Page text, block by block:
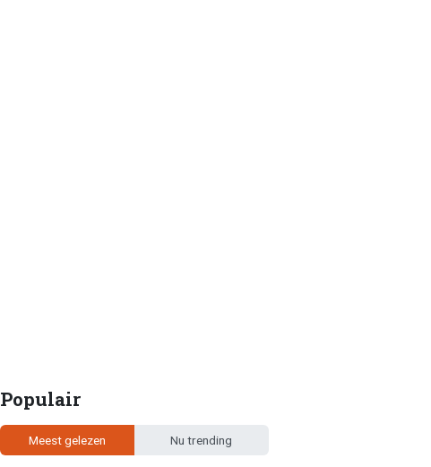
Populair
Meest gelezen Nu trending